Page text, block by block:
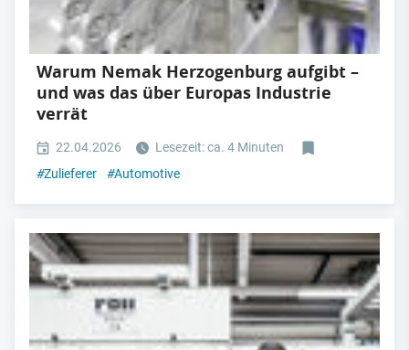
Warum Nemak Herzogenburg aufgibt –
und was das über Europas Industrie
verrät
22.04.2026
Lesezeit: ca. 4 Minuten
#Zulieferer #Automotive